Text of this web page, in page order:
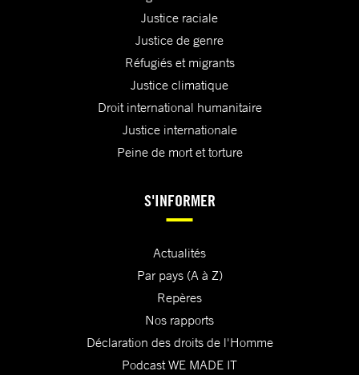
Justice raciale
Justice de genre
Réfugiés et migrants
Justice climatique
Droit international humanitaire
Justice internationale
Peine de mort et torture
S'INFORMER
Actualités
Par pays (A à Z)
Repères
Nos rapports
Déclaration des droits de l'Homme
Podcast WE MADE IT